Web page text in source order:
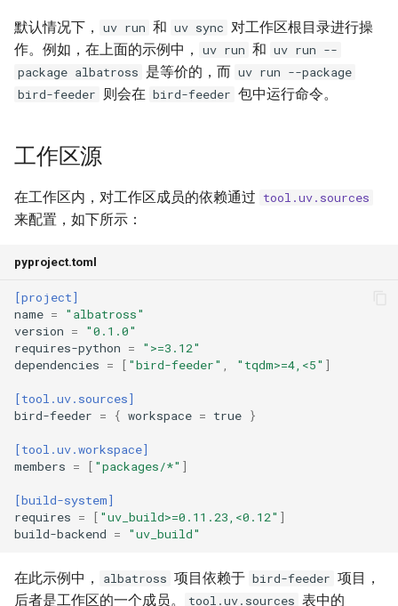
默认情况下， uv run 和 uv sync 对工作区根目录进行操
作。例如，在上面的示例中，
uv run 和 uv run --
package albatross 是等价的，而 uv run --package
bird-feeder
则会在 bird-feeder 包中运行命令。
工作区源
在工作区内，对工作区成员的依赖通过 tool.uv.sources
来配置，如下所示：
pyproject.toml
[project]
name =
"albatross"
version =
"0.1.0"
requires-python =
">=3.12"
dependencies = [ "bird-feeder" , "tqdm>=4,<5" ]
[tool.uv.sources]
bird-feeder = { workspace = true }
[tool.uv.workspace]
members = [ "packages/*" ]
[build-system]
requires = [ "uv_build>=0.11.23,<0.12" ]
build-backend = "uv_build"
在此示例中， albatross 项目依赖于 bird-feeder 项目，
后者是工作区的一个成员。
tool.uv.sources 表中的